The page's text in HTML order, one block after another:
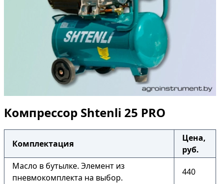
Компрессор Shtenli 25 PRO
Комплектация
Цена,
руб.
Масло в бутылке. Элемент из
пневмокомплекта на выбор.
440